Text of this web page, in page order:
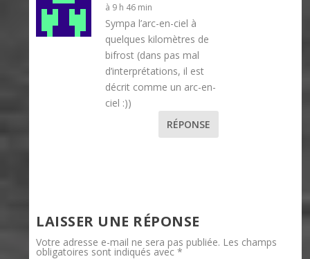
à 9 h 46 min
Sympa l’arc-en-ciel à
quelques kilomètres de
bifrost (dans pas mal
d’interprétations, il est
décrit comme un arc-en-
ciel :))
RÉPONSE
LAISSER UNE RÉPONSE
Votre adresse e-mail ne sera pas publiée. Les champs
obligatoires sont indiqués avec*